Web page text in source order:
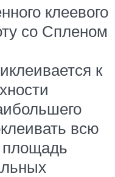
клеевого
со Спленом
к
всю